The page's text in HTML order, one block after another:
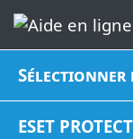
ESET